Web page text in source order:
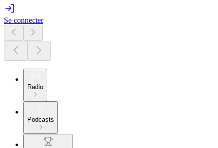
Se connecter
Radio
Podcasts